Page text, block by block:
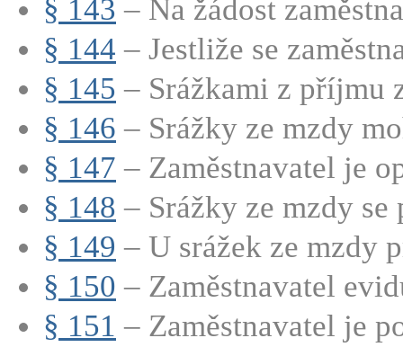
§ 143 – Na žádost
§ 144 – Jestliže se
§ 145 – Srážkami z příjmu
§ 146 – Srážky ze mzdy
§ 147 – Zaměstnavatel je
§ 148 – Srážky ze mzdy se
§ 149 – U srážek ze mzdy
§ 150 – Zaměstnavatel
§ 151 – Zaměstnavatel je